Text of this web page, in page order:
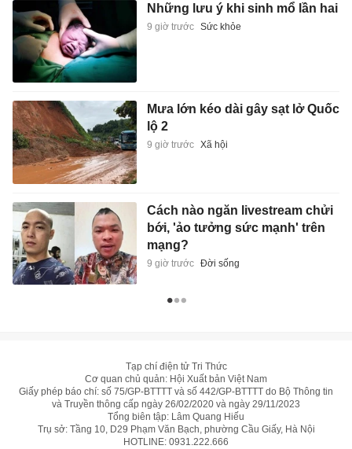
Những lưu ý khi sinh mổ lần hai
9 giờ trước Sức khỏe
Mưa lớn kéo dài gây sạt lở Quốc
lộ 2
9 giờ trước Xã hội
Cách nào ngăn livestream chửi
bới, 'ảo tưởng sức mạnh' trên
mạng?
9 giờ trước Đời sống
Tạp chí điện tử Tri Thức
Cơ quan chủ quản: Hội Xuất bản Việt Nam
Giấy phép báo chí: số 75/GP-BTTTT và số 442/GP-BTTTT do Bộ Thông tin
và Truyền thông cấp ngày 26/02/2020 và ngày 29/11/2023
Tổng biên tập: Lâm Quang Hiếu
Trụ sở: Tầng 10, D29 Phạm Văn Bạch, phường Cầu Giấy, Hà Nội
HOTLINE: 0931.222.666